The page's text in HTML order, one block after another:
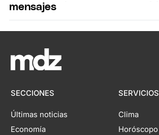
mensajes
SECCIONES
Últimas noticias
Economía
SERVICIOS
Clima
Horóscopo